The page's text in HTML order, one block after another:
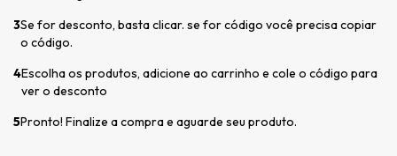
3Se for desconto, basta clicar. se for código você precisa copiar
o código.
4Escolha os produtos, adicione ao carrinho e cole o código para
ver o desconto
5Pronto! Finalize a compra e aguarde seu produto.